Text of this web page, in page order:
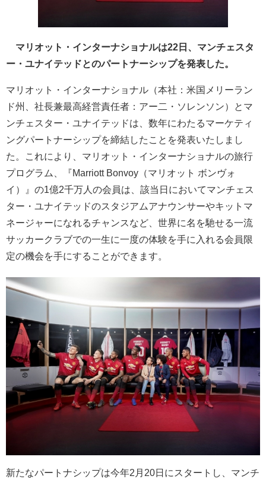
マリオット・インターナショナルは22日、マンチェスタ
ー・ユナイテッドとのパートナーシップを発表した。
マリオット・インターナショナル（本社：米国メリーラン
ド州、社長兼最高経営責任者：アー二・ソレンソン）とマ
ンチェスター・ユナイテッドは、数年にわたるマーケティ
ングパートナーシップを締結したことを発表いたしまし
た。これにより、マリオット・インターナショナルの旅行
プログラム、『Marriott Bonvoy（マリオット ボンヴォ
イ）』の1億2千万人の会員は、該当日においてマンチェス
ター・ユナイテッドのスタジアムアナウンサーやキットマ
ネージャーになれるチャンスなど、世界に名を馳せる一流
サッカークラブでの一生に一度の体験を手に入れる会員限
定の機会を手にすることができます。
新たなパートナシップは今年2月20日にスタートし、マンチ